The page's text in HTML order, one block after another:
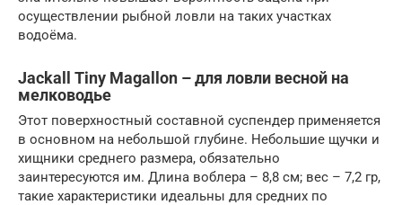
осуществлении рыбной ловли на таких участках
водоёма.
Jackall Tiny Magallon – для ловли весной на
мелководье
Этот поверхностный составной суспендер применяется
в основном на небольшой глубине. Небольшие щучки и
хищники среднего размера, обязательно
заинтересуются им. Длина воблера – 8,8 см; вес – 7,2 гр,
такие характеристики идеальны для средних по